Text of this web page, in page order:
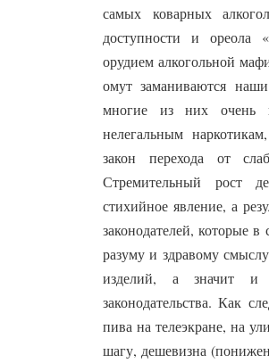
самых коварных
доступности и ореола
орудием алкогольной
омут заманиваются
многие из них очень
нелегальным
закон перехода от
Стремительный рост
стихийное явление, а
законодателей, которые
разуму и здравому
изделий, а значит и
законодательства. Как
пива на телеэкране, на
шагу, дешевизна